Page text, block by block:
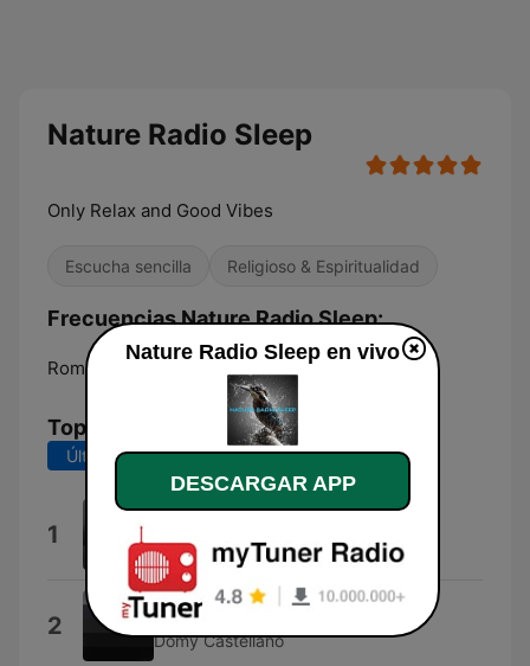
Nature Radio Sleep
Only Relax and Good Vibes
Escucha sencilla Religioso & Espiritualidad
Frecuencias Nature Radio Sleep:
Rome:
Top Canciones
Últimos 7 días Últimos 30 días
1 Rain and Thunder
2 Pléiades
Domy Castellano
Nature Radio Sleep en vivo
DESCARGAR APP